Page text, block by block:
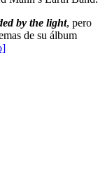
by the light, pero
de su álbum